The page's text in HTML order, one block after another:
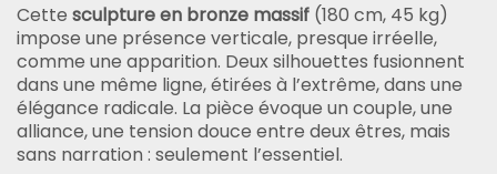
Cette sculpture en bronze massif (180 cm, 45 kg)
impose une présence verticale, presque irréelle,
comme une apparition. Deux silhouettes fusionnent
dans une même ligne, étirées à l’extrême, dans une
élégance radicale. La pièce évoque un couple, une
alliance, une tension douce entre deux êtres, mais
sans narration : seulement l’essentiel.